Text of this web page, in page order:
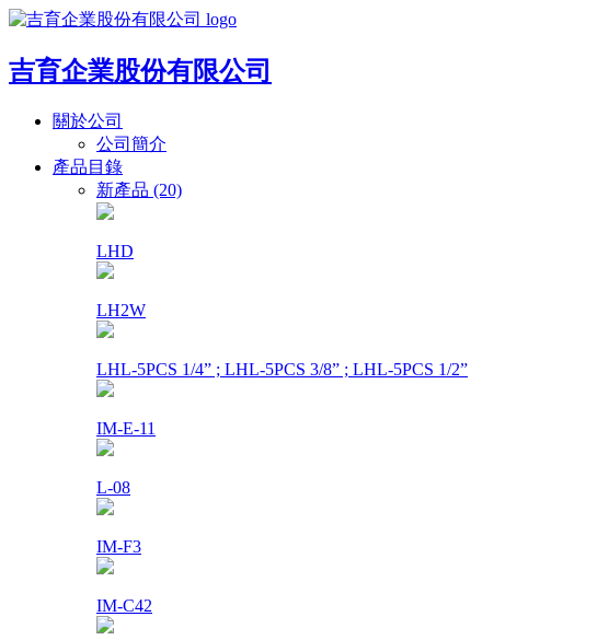
吉育企業股份有限公司
關於公司
公司簡介
產品目錄
新產品 (20)
LHD
LH2W
LHL-5PCS 1/4” ; LHL-5PCS 3/8” ; LHL-5PCS 1/2”
IM-E-11
L-08
IM-F3
IM-C42